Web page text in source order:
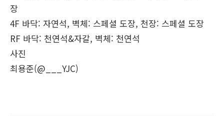
장
4F 바닥: 자연석, 벽체: 스페셜 도장, 천장: 스페셜 도장
RF 바닥: 천연석&자갈, 벽체: 천연석
사진
최용준(@___YJC)